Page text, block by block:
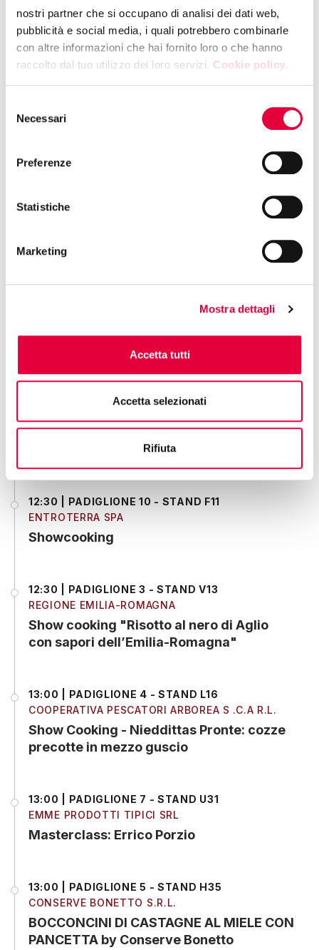
nostri partner che si occupano di analisi dei dati web,
pubblicità e social media, i quali potrebbero combinarle
con altre informazioni che hai fornito loro o che hanno
raccolto dal tuo utilizzo dei loro servizi. Cookie policy.
delNecessari
Preferenze
Statistiche
Marketing
Mostra dettagli
Accetta tutti
Accetta selezionati
Rifiuta
YOGURTELLA Il piacere che evolve
12:15 | PADIGLIONE 5 - STAND F32
Truffle Experience
12:15 | PADIGLIONE 10 - STAND F47
MEETING TALK | “Le regole si scrivono a
Madrid, i flussi commerciali cambiano
direzione. L’Italia deve alzare barriere o
aprire porte?”
12:30 | PADIGLIONE 2 - STAND F07
12:30 | SPAZIO CONVEGNI AREPO
Talk "PUGLIA IN TAVOLA. Identità, storie e
futuro di una terra che sa di buono."
12:30 | PADIGLIONE 10 - STAND F11
ENTROTERRA SPA
Showcooking
12:30 | PADIGLIONE 3 - STAND V13
REGIONE EMILIA-ROMAGNA
Show cooking "Risotto al nero di Aglio
con sapori dell’Emilia-Romagna"
13:00 | PADIGLIONE 4 - STAND L16
COOPERATIVA PESCATORI ARBOREA S .C.A R.L.
Show Cooking - Nieddittas Pronte: cozze
precotte in mezzo guscio
13:00 | PADIGLIONE 7 - STAND U31
EMME PRODOTTI TIPICI SRL
Masterclass: Errico Porzio
13:00 | PADIGLIONE 5 - STAND H35
CONSERVE BONETTO S.R.L.
BOCCONCINI DI CASTAGNE AL MIELE CON
PANCETTA by Conserve Bonetto